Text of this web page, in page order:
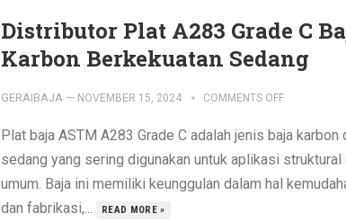
Distributor Plat A283 Grade C
Karbon Berkekuatan Sedang
GERAIBAJA — NOVEMBER 15, 2024 COMMENTS OFF
Plat baja ASTM A283 Grade C adalah jenis baja karbon
sedang yang sering digunakan untuk aplikasi
umum. Baja ini memiliki keunggulan dalam hal
dan fabrikasi,...
READ MORE »